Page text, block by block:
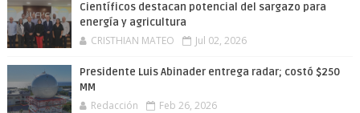
Científicos destacan potencial del sargazo para
energía y agricultura
CRISTHIAN MATEO Jul 02, 2026
Presidente Luis Abinader entrega radar; costó $250
MM
Redacción Feb 26, 2026